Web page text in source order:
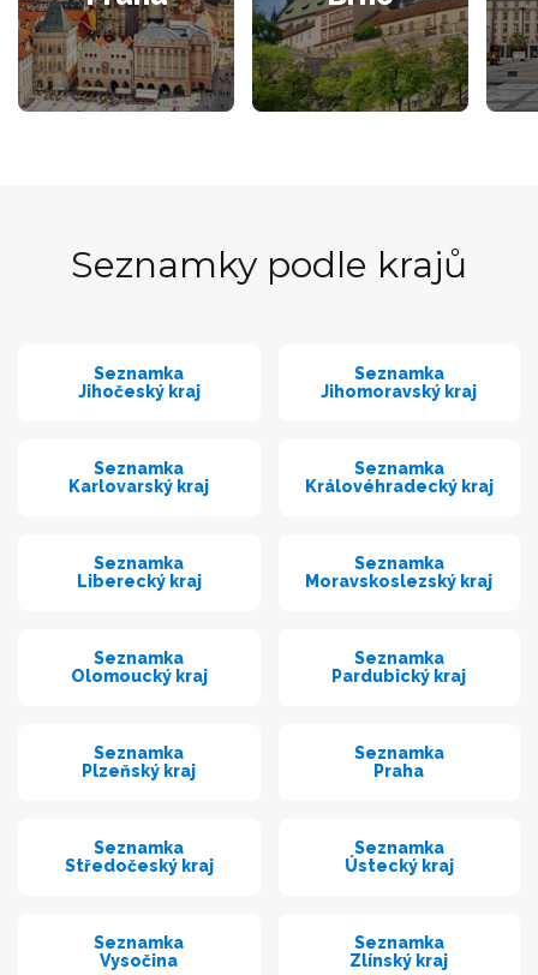
Seznamky podle krajů
Seznamka
Jihočeský kraj
Seznamka
Jihomoravský kraj
Seznamka
Karlovarský kraj
Seznamka
Královéhradecký kraj
Seznamka
Liberecký kraj
Seznamka
Moravskoslezský kraj
Seznamka
Olomoucký kraj
Seznamka
Pardubický kraj
Seznamka
Plzeňský kraj
Seznamka
Praha
Seznamka
Středočeský kraj
Seznamka
Ústecký kraj
Seznamka
Vysočina
Seznamka
Zlínský kraj